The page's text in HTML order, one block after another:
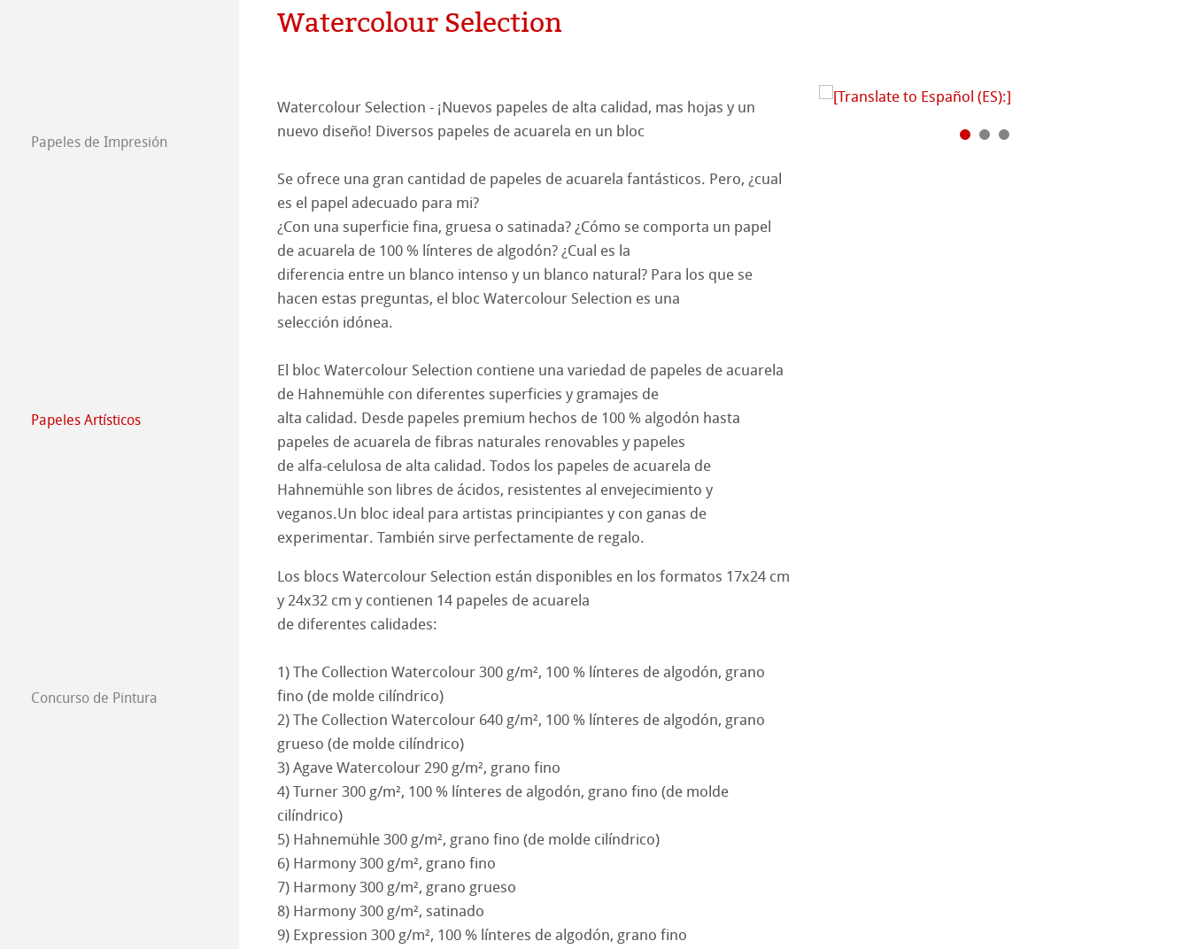
Compromiso - Green Rooster
Producción de papel
Prensa
Papeles de Impresión
Matt FineArt smooth
Matt FineArt textured
Hahnemühle Photo
Perfiles ICC
Download Perfiles ICC
Archivo
Harman by Hahnemühle
Hahnemühle Excellence Program
QT Albums x Hahnemühle
Protect & Authenticate
Hahnemühle Platinum Rag
Técnicas de grabado
Studio & Decor
Frequently Asked Questions
Papeles Artísticos
Papeles Artísticos de Hahnemuehle
The Collection
The Collection - Watercolour
The Collection - Ingres Pastel
The Collection - Sketch
Natural Line
Acuarela
Watercolour Books
The Collection
Acuarela
Harmony & Expression Watercolour
Croquis & dibujos con lápiz
Papeles de Dibujo
Cartones de Óleo y Acrílico
Grafismo y Diseño
Técnicas de grabado
Papeles Técnicos
Papeles Transparentes
Papeles Milimetrados
Papeles Estática
Lana Papeles Artísticos
Autentificación y Protección
Concurso de Pintura
Pinturas 2026
Pinturas 2025
Pinturas 2024
Pinturas 2023
Pinturas 2022
Pinturas 2021
Watercolour Selection
Watercolour Selection - ¡Nuevos papeles de alta calidad, mas hojas y un
nuevo diseño! Diversos papeles de acuarela en un bloc
Se ofrece una gran cantidad de papeles de acuarela fantásticos. Pero, ¿cual
es el papel adecuado para mi?
¿Con una superficie fina, gruesa o satinada? ¿Cómo se comporta un papel
de acuarela de 100 % línteres de algodón? ¿Cual es la
diferencia entre un blanco intenso y un blanco natural? Para los que se
hacen estas preguntas, el bloc Watercolour Selection es una
selección idónea.
El bloc Watercolour Selection contiene una variedad de papeles de acuarela
de Hahnemühle con diferentes superficies y gramajes de
alta calidad. Desde papeles premium hechos de 100 % algodón hasta
papeles de acuarela de fibras naturales renovables y papeles
de alfa-celulosa de alta calidad. Todos los papeles de acuarela de
Hahnemühle son libres de ácidos, resistentes al envejecimiento y
veganos.Un bloc ideal para artistas principiantes y con ganas de
experimentar. También sirve perfectamente de regalo.
Los blocs Watercolour Selection están disponibles en los formatos 17x24 cm
y 24x32 cm y contienen 14 papeles de acuarela
de diferentes calidades:
1) The Collection Watercolour 300 g/m², 100 % línteres de algodón, grano
fino (de molde cilíndrico)
2) The Collection Watercolour 640 g/m², 100 % línteres de algodón, grano
grueso (de molde cilíndrico)
3) Agave Watercolour 290 g/m², grano fino
4) Turner 300 g/m², 100 % línteres de algodón, grano fino (de molde
cilíndrico)
5) Hahnemühle 300 g/m², grano fino (de molde cilíndrico)
6) Harmony 300 g/m², grano fino
7) Harmony 300 g/m², grano grueso
8) Harmony 300 g/m², satinado
9) Expression 300 g/m², 100 % línteres de algodón, grano fino